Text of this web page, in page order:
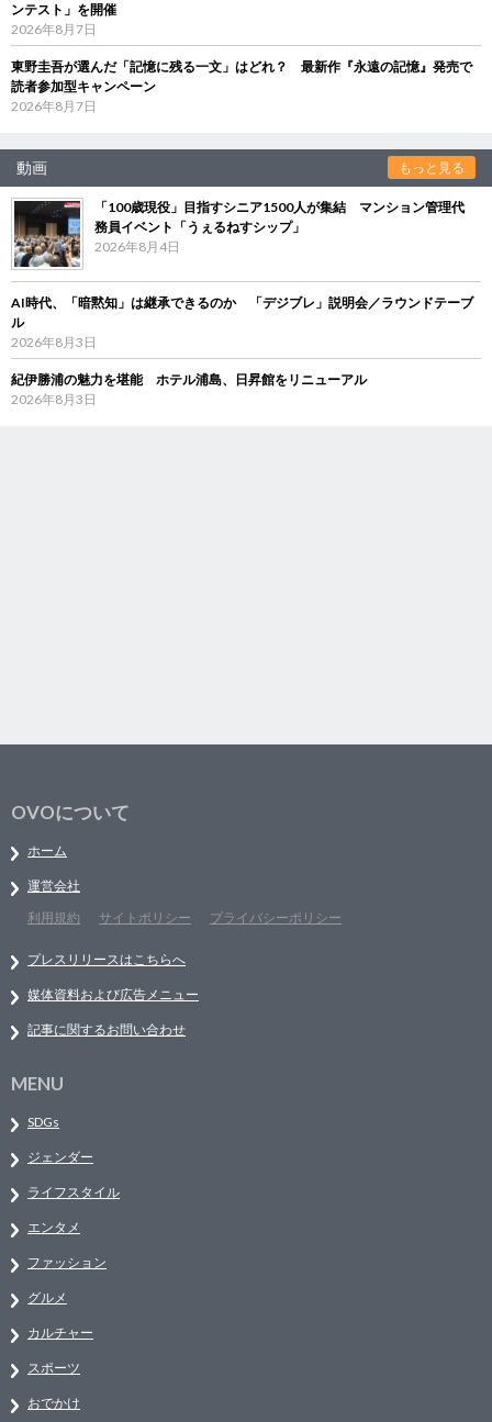
ンテスト」を開催
2026年8月7日
東野圭吾が選んだ「記憶に残る一文」はどれ？ 最新作『永遠の記憶』発売で
読者参加型キャンペーン
2026年8月7日
動画 もっと見る
「100歳現役」目指すシニア1500人が集結 マンション管理代
務員イベント「うぇるねすシップ」
2026年8月4日
AI時代、「暗黙知」は継承できるのか 「デジブレ」説明会／ラウンドテーブ
ル
2026年8月3日
紀伊勝浦の魅力を堪能 ホテル浦島、日昇館をリニューアル
2026年8月3日
OVOについて
ホーム
運営会社
利用規約
サイトポリシー プライバシーポリシー
プレスリリースはこちらへ
媒体資料および広告メニュー
記事に関するお問い合わせ
MENU
SDGs
ジェンダー
ライフスタイル
エンタメ
ファッション
グルメ
カルチャー
スポーツ
おでかけ